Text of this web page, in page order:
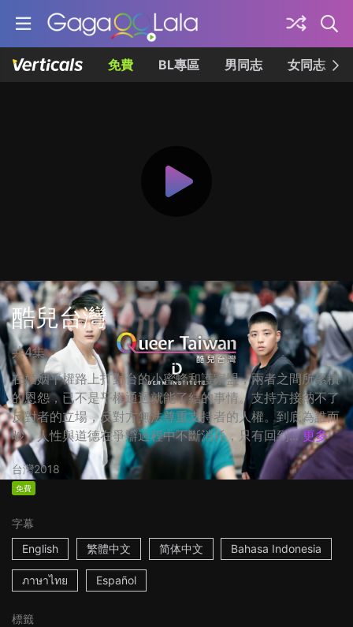
免費 BL專區 男同志 女同志
酷兒台灣
共4集
在婚姻平權路上打對台的小蜜蜂和護家盟，兩者之間所累積
的恩怨，已不是平權通過就能了結的事情。支持方接納不了
反對者的立場，反對方無法尊重支持者的人權。到底為誰而
吵，人性與道德在爭辯過程中不斷消耗，只有回到... 更多
台灣2018
免費
字幕
English
繁體中文 简体中文 Bahasa Indonesia
ภาษาไทย Español
標籤